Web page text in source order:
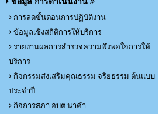
การลดขั้นตอนการปฏิบัติงาน
ข้อมูลเชิงสถิติการให้บริการ
รายงานผลการสำรวจความพึงพอใจการให้
บริการ
กิจกรรมส่งเสริมคุณธรรม จริยธรรม ต้นแบบ
ประจำปี
กิจการสภา อบต.นาคำ